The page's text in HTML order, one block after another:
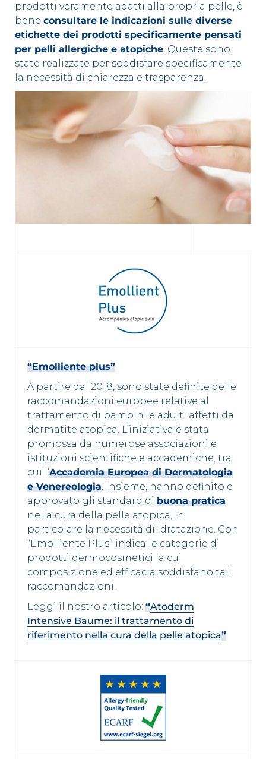
prodotti veramente adatti alla propria pelle, è
bene consultare le indicazioni sulle diverse
etichette dei prodotti specificamente pensati
per pelli allergiche e atopiche. Queste sono
state realizzate per soddisfare specificamente
la necessità di chiarezza e trasparenza.
“Emolliente plus”
A partire dal 2018, sono state definite delle
raccomandazioni europee relative al
trattamento di bambini e adulti affetti da
dermatite atopica. L’iniziativa è stata
promossa da numerose associazioni e
istituzioni scientifiche e accademiche, tra
cui l’Accademia Europea di Dermatologia
e Venereologia. Insieme, hanno definito e
approvato gli standard di buona pratica
nella cura della pelle atopica, in
particolare la necessità di idratazione. Con
“Emolliente Plus” indica le categorie di
prodotti dermocosmetici la cui
composizione ed efficacia soddisfano tali
raccomandazioni.
Leggi il nostro articolo: “Atoderm
Intensive Baume: il trattamento di
riferimento nella cura della pelle atopica”